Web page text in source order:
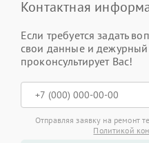
Контактная
Если требуется задать
свои данные и дежурный
проконсультирует Вас!
Отправляя заявку на ремонт
Политикой